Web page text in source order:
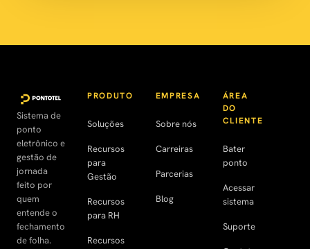
Sistema de
ponto
eletrônico e
gestão de
jornada
feito por
quem
entende o
fechamento
de folha.
PRODUTO
Soluções
Recursos
para
Gestão
Recursos
para RH
Recursos
EMPRESA
Sobre nós
Carreiras
Parcerias
Blog
ÁREA
DO
CLIENTE
Bater
ponto
Acessar
sistema
Suporte